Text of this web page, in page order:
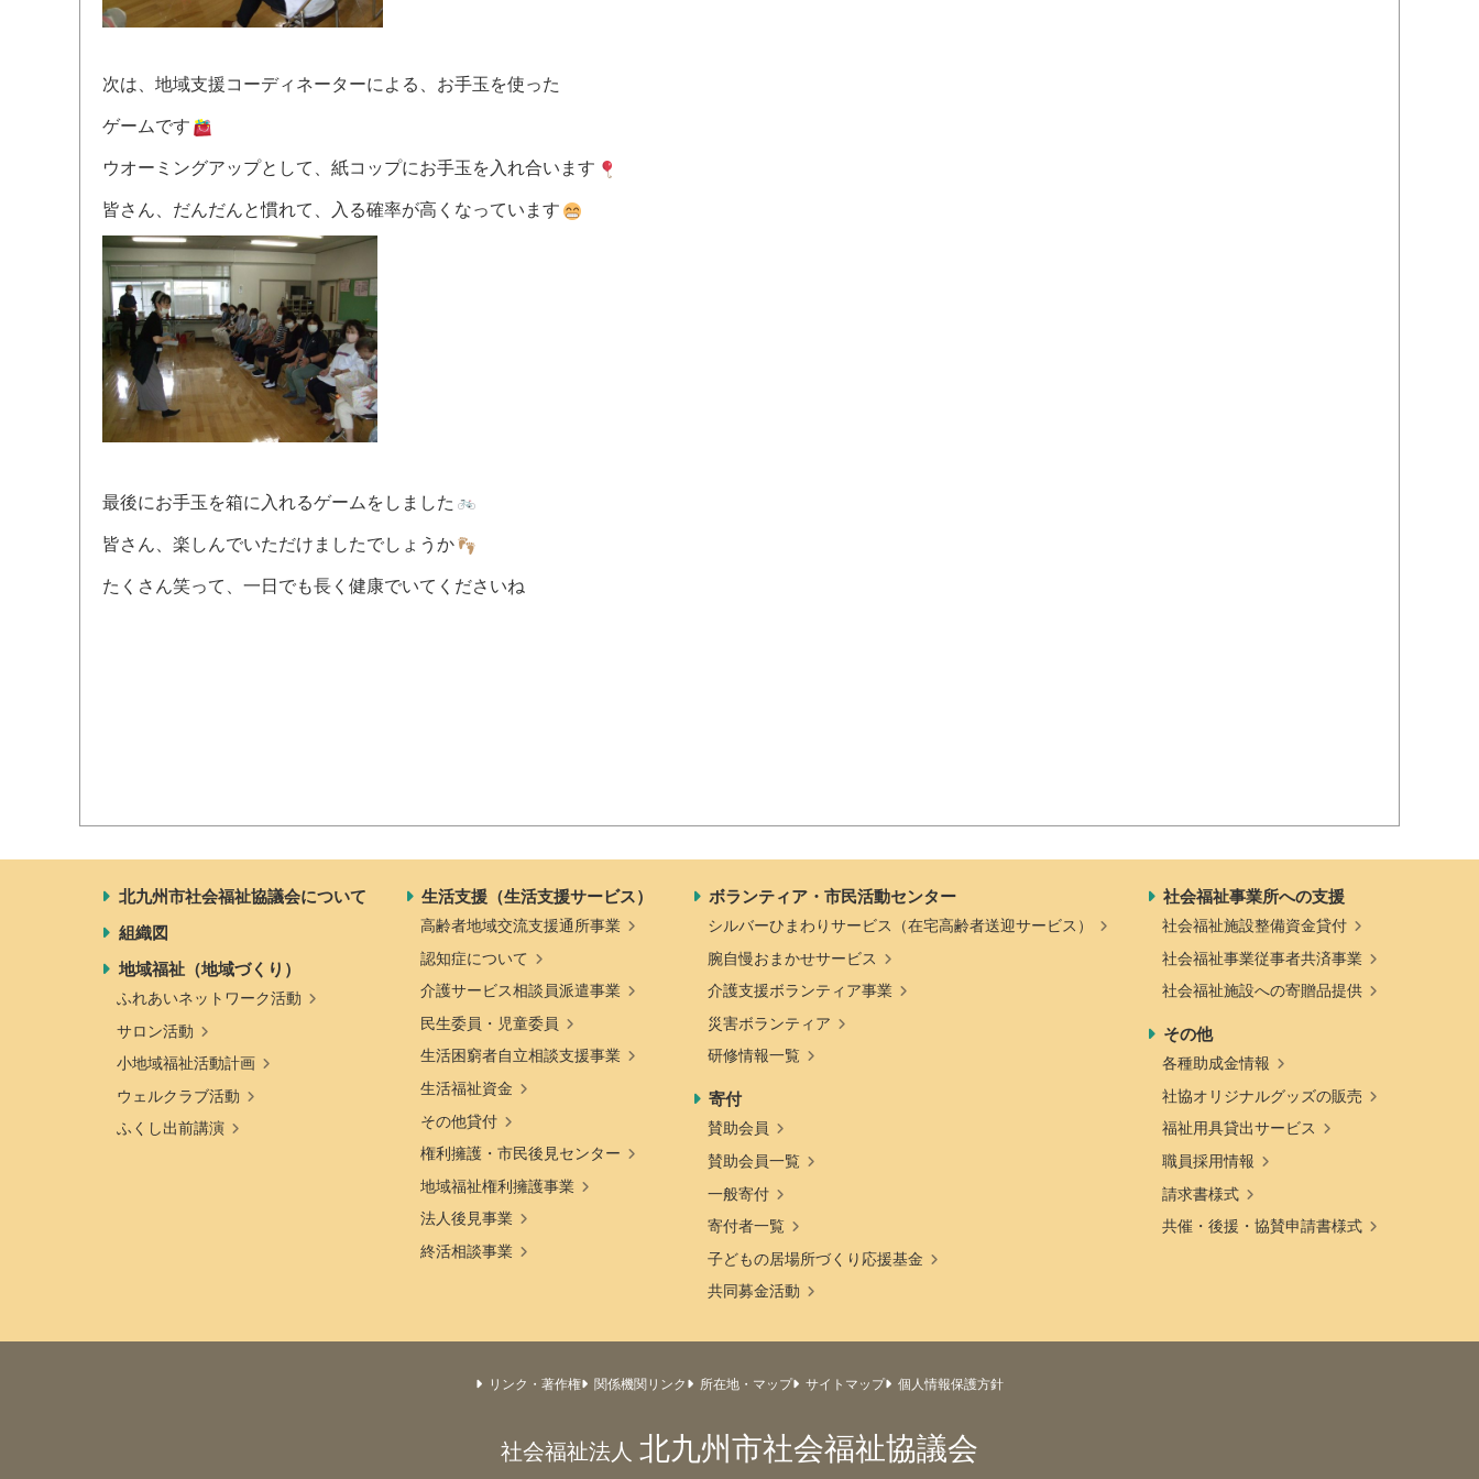
次は、地域支援コーディネーターによる、お手玉を使った
ゲームです
ウオーミングアップとして、紙コップにお手玉を入れ合います
皆さん、だんだんと慣れて、入る確率が高くなっています
最後にお手玉を箱に入れるゲームをしました
皆さん、楽しんでいただけましたでしょうか
たくさん笑って、一日でも長く健康でいてくださいね
北九州市社会福祉協議会について
組織図
地域福祉（地域づくり）
ふれあいネットワーク活動
サロン活動
小地域福祉活動計画
ウェルクラブ活動
ふくし出前講演
生活支援（生活支援サービス）
高齢者地域交流支援通所事業
認知症について
介護サービス相談員派遣事業
民生委員・児童委員
生活困窮者自立相談支援事業
生活福祉資金
その他貸付
権利擁護・市民後見センター
地域福祉権利擁護事業
法人後見事業
終活相談事業
ボランティア・市民活動センター
シルバーひまわりサービス（在宅高齢者送迎サービス）
腕自慢おまかせサービス
介護支援ボランティア事業
災害ボランティア
研修情報一覧
寄付
賛助会員
賛助会員一覧
一般寄付
寄付者一覧
子どもの居場所づくり応援基金
共同募金活動
社会福祉事業所への支援
社会福祉施設整備資金貸付
社会福祉事業従事者共済事業
社会福祉施設への寄贈品提供
その他
各種助成金情報
社協オリジナルグッズの販売
福祉用具貸出サービス
職員採用情報
請求書様式
共催・後援・協賛申請書様式
リンク・著作権 関係機関リンク 所在地・マップ サイトマップ 個人情報保護方針
社会福祉法人 北九州市社会福祉協議会